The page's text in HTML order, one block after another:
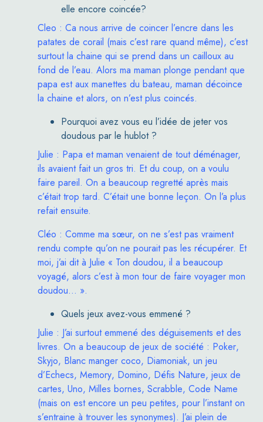
elle encore coincée?
Cleo : Ca nous arrive de coincer l’encre dans les
patates de corail (mais c’est rare quand même), c’est
surtout la chaine qui se prend dans un cailloux au
fond de l’eau. Alors ma maman plonge pendant que
papa est aux manettes du bateau, maman décoince
la chaine et alors, on n’est plus coincés.
Pourquoi avez vous eu l’idée de jeter vos
doudous par le hublot ?
Julie : Papa et maman venaient de tout déménager,
ils avaient fait un gros tri. Et du coup, on a voulu
faire pareil. On a beaucoup regretté après mais
c’était trop tard. C’était une bonne leçon. On l’a plus
refait ensuite.
Cléo : Comme ma sœur, on ne s’est pas vraiment
rendu compte qu’on ne pourait pas les récupérer. Et
moi, j’ai dit à Julie « Ton doudou, il a beaucoup
voyagé, alors c’est à mon tour de faire voyager mon
doudou… ».
Quels jeux avez-vous emmené ?
Julie : J’ai surtout emmené des déguisements et des
livres. On a beaucoup de jeux de société : Poker,
Skyjo, Blanc manger coco, Diamoniak, un jeu
d’Echecs, Memory, Domino, Défis Nature, jeux de
cartes, Uno, Milles bornes, Scrabble, Code Name
(mais on est encore un peu petites, pour l’instant on
s’entraine à trouver les synonymes). J’ai plein de